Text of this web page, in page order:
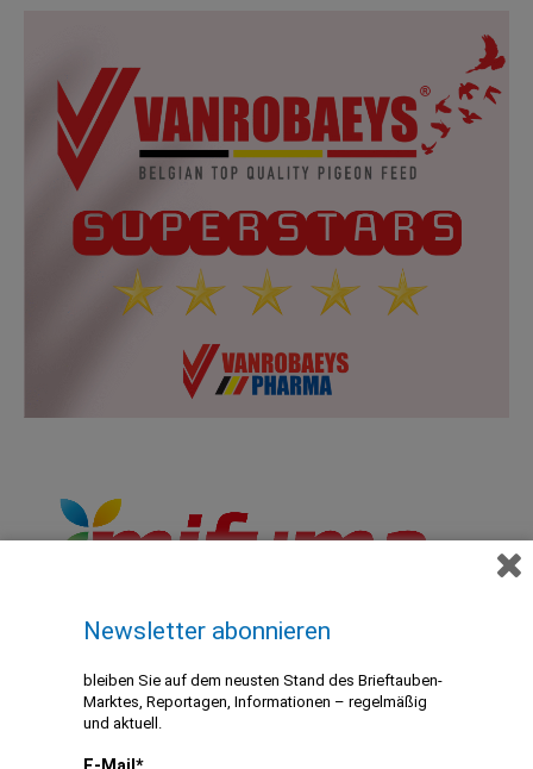
Newsletter abonnieren
bleiben Sie auf dem neusten Stand des Brieftauben-
Marktes, Reportagen, Informationen – regelmäßig
und aktuell.